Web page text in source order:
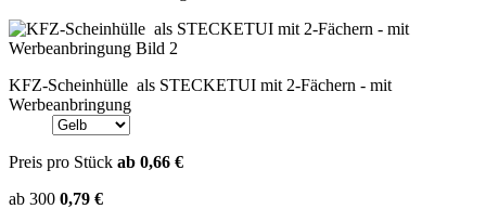
KFZ-Scheinhülle als STECKETUI mit 2-Fächern - mit
Werbeanbringung
Preis pro Stück ab 0,66 €
ab 300 0,79 €